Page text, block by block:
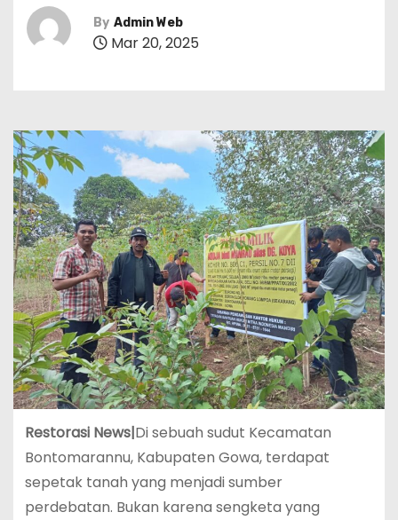
By Admin Web
Mar 20, 2025
Restorasi News|Di sebuah sudut Kecamatan
Bontomarannu, Kabupaten Gowa, terdapat
sepetak tanah yang menjadi sumber
perdebatan. Bukan karena sengketa yang